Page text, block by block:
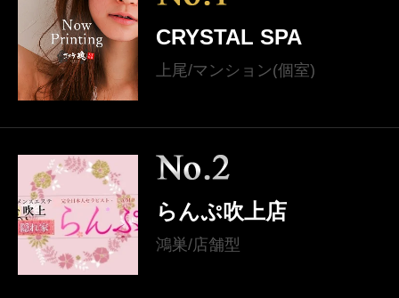
CRYSTAL SPA
上尾/マンション(個室)
らんぷ吹上店
鴻巣/店舗型